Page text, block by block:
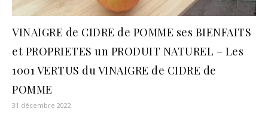
VINAIGRE de CIDRE de POMME ses BIENFAITS
et PROPRIETES un PRODUIT NATUREL – Les
1001 VERTUS du VINAIGRE de CIDRE de
POMME
31 décembre 2022